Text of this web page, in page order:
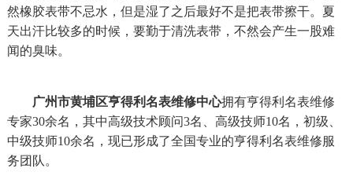
然橡胶表带不忌水，但是湿了之后最好不是把表带擦干。夏
天出汗比较多的时候，要勤于清洗表带，不然会产生一股难
闻的臭味。
广州市黄埔区亨得利名表维修中心拥有亨得利名表维修
专家30余名，其中高级技术顾问3名、高级技师10名，初级、
中级技师10余名，现已形成了全国专业的亨得利名表维修服
务团队。